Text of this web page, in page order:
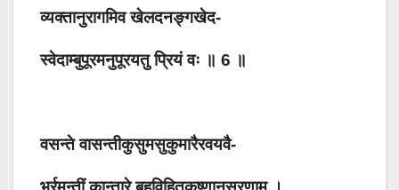
व्यक्तानुरागमिव खेलदनङ्गखेद-
स्वेदाम्बुपूरमनुपूरयतु प्रियं वः ॥ 6 ॥
वसन्ते वासन्तीकुसुमसुकुमारैरवयवै-